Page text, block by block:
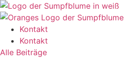
Zum
Inhalt
wechselnKontakt
Kontakt
Alle Beiträge